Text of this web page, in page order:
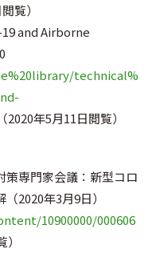
覧）
and Airborne
technical%
2020年5月11日閲覧）
策専門家会議：新型コロ
（2020年3月9日）
10900000/000606